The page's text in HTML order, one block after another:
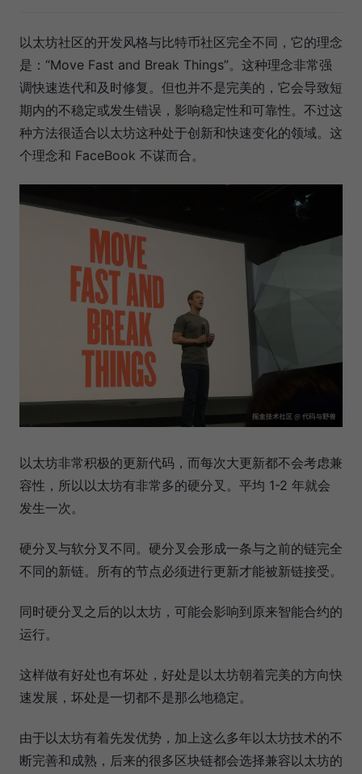
以太坊社区的开发风格与比特币社区完全不同，它的理念
是：“Move Fast and Break Things”。这种理念非常强
调快速迭代和及时修复。但也并不是完美的，它会导致短
期内的不稳定或发生错误，影响稳定性和可靠性。不过这
种方法很适合以太坊这种处于创新和快速变化的领域。这
个理念和 FaceBook 不谋而合。
以太坊非常积极的更新代码，而每次大更新都不会考虑兼
容性，所以以太坊有非常多的硬分叉。平均 1-2 年就会
发生一次。
硬分叉与软分叉不同。硬分叉会形成一条与之前的链完全
不同的新链。所有的节点必须进行更新才能被新链接受。
同时硬分叉之后的以太坊，可能会影响到原来智能合约的
运行。
这样做有好处也有坏处，好处是以太坊朝着完美的方向快
速发展，坏处是一切都不是那么地稳定。
由于以太坊有着先发优势，加上这么多年以太坊技术的不
断完善和成熟，后来的很多区块链都会选择兼容以太坊的